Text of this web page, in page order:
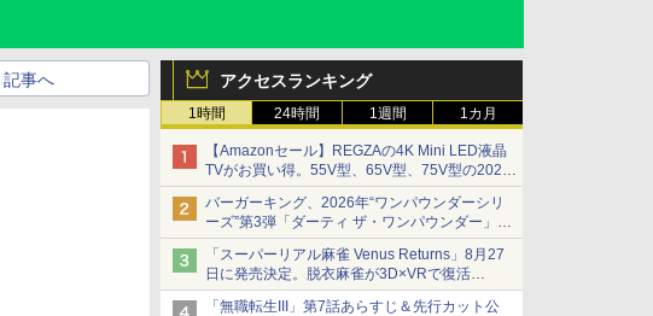
アクセスランキング
1時間 24時間 1週間 1カ月
【Amazonセール】REGZAの4K Mini LED液晶
TVがお買い得。55V型、65V型、75V型の2026
年モデルがラインナップ
バーガーキング、2026年“ワンパウンダーシリ
ーズ”第3弾「ダーティ ザ・ワンパウンダー」を
8月7日発売
「特製ガーリックマヨソース」を使用した超大
型チーズバーガー
「スーパーリアル麻雀 Venus Returns」8月27
日に発売決定。脱衣麻雀が3D×VRで復活
発売から2週間は20%オフになるセールが実施
「無職転生III」第7話あらすじ＆先行カット公
記事へ